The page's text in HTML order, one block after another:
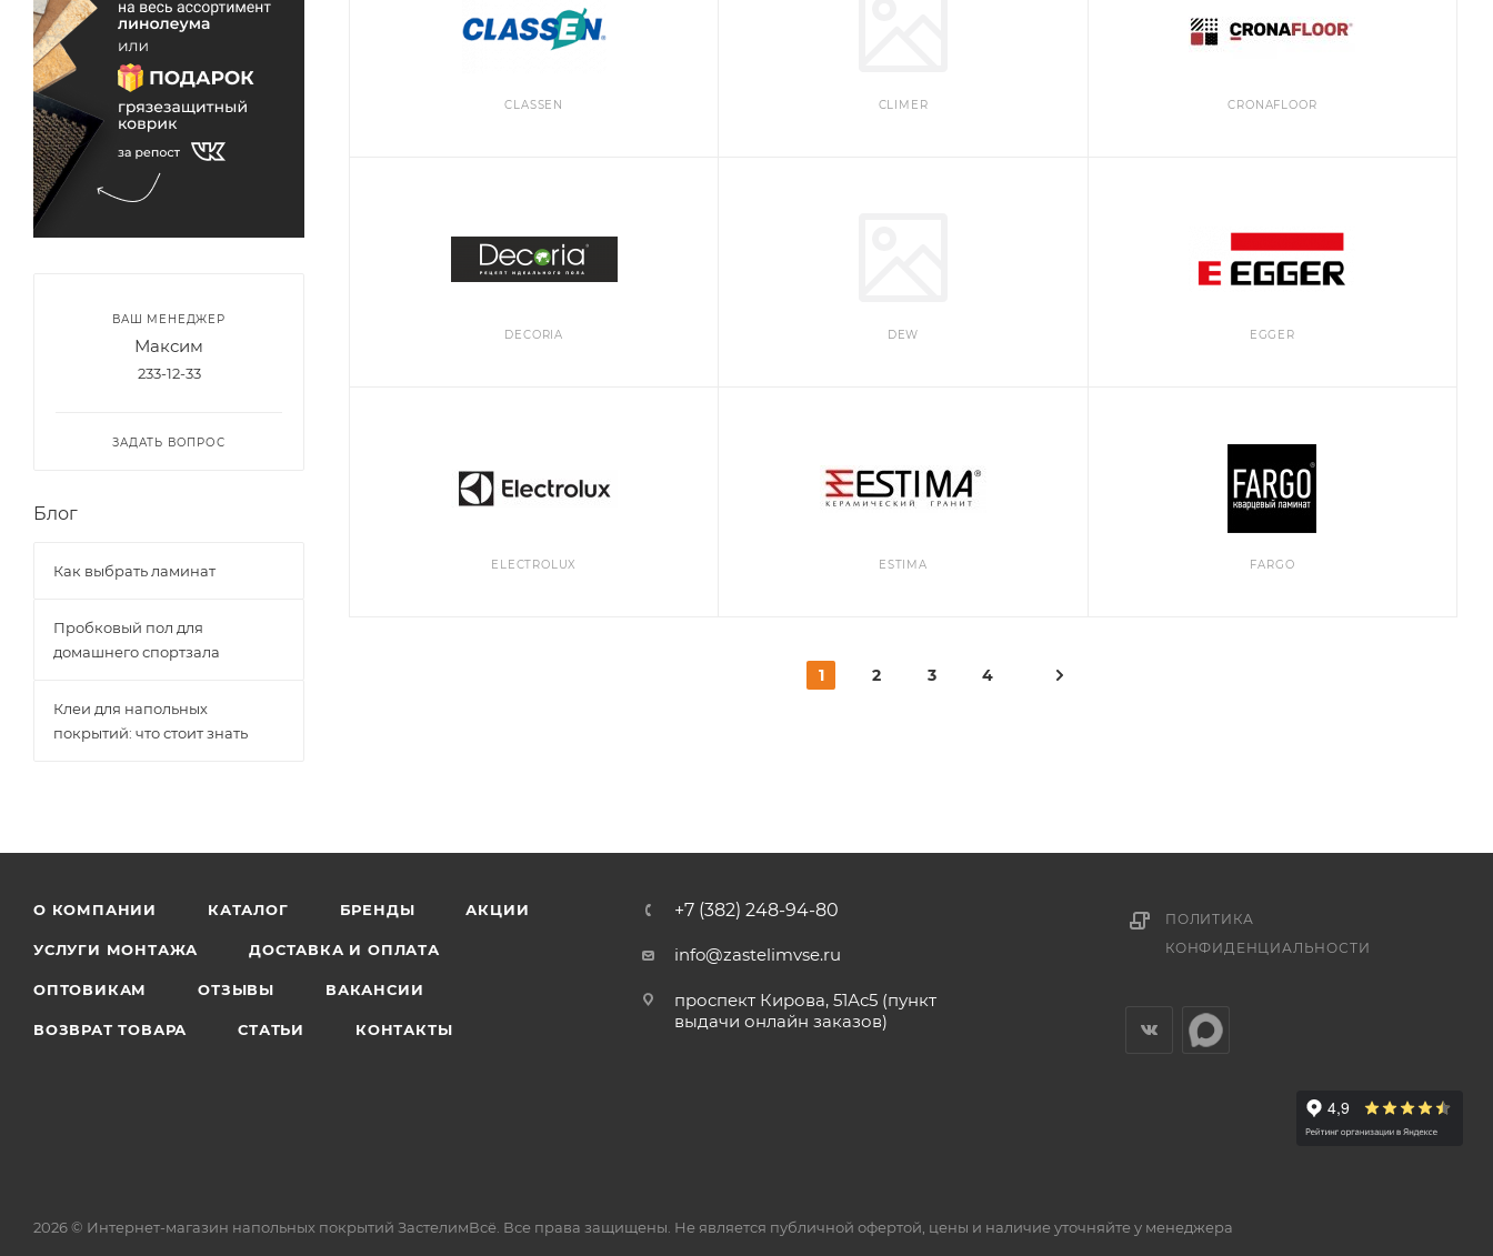
CLASSEN CLIMER CRONAFLOOR
DECORIA DEW EGGER
ELECTROLUX ESTIMA FARGO
1 2 3 4
ВАШ МЕНЕДЖЕР
Максим
233-12-33
ЗАДАТЬ ВОПРОС
Блог
Как выбрать ламинат
Пробковый пол для
домашнего спортзала
Клеи для напольных
покрытий: что стоит знать
О КОМПАНИИ КАТАЛОГ БРЕНДЫ АКЦИИ
УСЛУГИ МОНТАЖА ДОСТАВКА И ОПЛАТА
ОПТОВИКАМ ОТЗЫВЫ ВАКАНСИИ
ВОЗВРАТ ТОВАРА СТАТЬИ КОНТАКТЫ
+7 (382) 248-94-80
info@zastelimvse.ru
проспект Кирова, 51Ас5 (пункт
выдачи онлайн заказов)
ПОЛИТИКА
КОНФИДЕНЦИАЛЬНОСТИ
2026 © Интернет-магазин напольных покрытий ЗастелимВсё. Все права защищены. Не является публичной офертой, цены и наличие уточняйте у менеджера